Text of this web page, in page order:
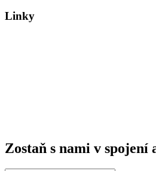
Linky
Zostaň s nami v